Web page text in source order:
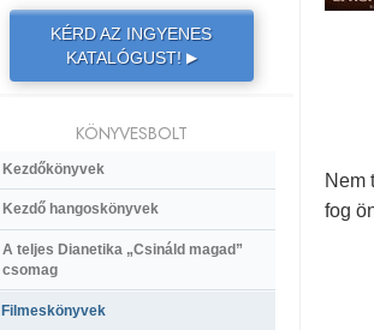
Nem
fog
KÉRD AZ INGYENES
KATALÓGUST! ▶
KÖNYVESBOLT
Kezdőkönyvek
Kezdő hangoskönyvek
A teljes Dianetika „Csináld magad”
csomag
Filmeskönyvek